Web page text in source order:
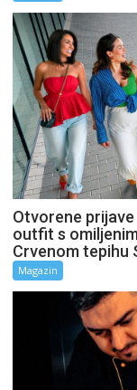
Otvorene
outfit s
Crvenom tepihu
Magazin